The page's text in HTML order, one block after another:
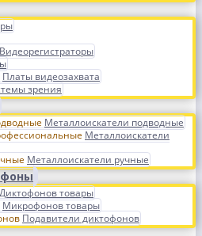
Видеорегистраторы
Платы видеозахвата
зрения
Металлоискатели подводные
Металлоискатели
Металлоискатели ручные
Диктофонов товары
Микрофонов товары
Подавители диктофонов